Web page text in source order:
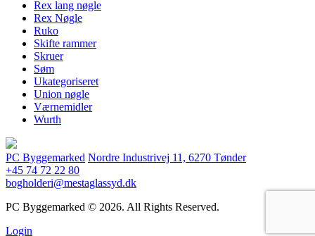
Rex lang nøgle
Rex Nøgle
Ruko
Skifte rammer
Skruer
Søm
Ukategoriseret
Union nøgle
Værnemidler
Wurth
PC Byggemarked Nordre Industrivej 11, 6270 Tønder
+45 74 72 22 80
bogholderi@mestaglassyd.dk
PC Byggemarked © 2026. All Rights Reserved.
Login